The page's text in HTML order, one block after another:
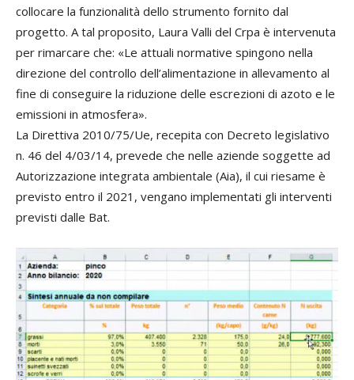
collocare la funzionalità dello strumento fornito dal
progetto. A tal proposito, Laura Valli del Crpa è intervenuta
per rimarcare che: «Le attuali normative spingono nella
direzione del controllo dell’alimentazione in allevamento al
fine di conseguire la riduzione delle escrezioni di azoto e le
emissioni in atmosfera».
La Direttiva 2010/75/Ue, recepita con Decreto legislativo
n. 46 del 4/03/14, prevede che nelle aziende soggette ad
Autorizzazione integrata ambientale (Aia), il cui riesame è
previsto entro il 2021, vengano implementati gli interventi
previsti dalle Bat.